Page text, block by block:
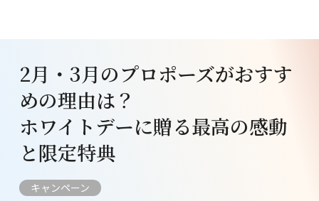
2月・3月のプロポーズがおすす
めの理由は？
ホワイトデーに贈る最高の感動
と限定特典
キャンペーン